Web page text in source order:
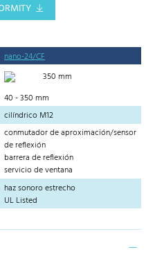
nano-24/CF
350 mm
40 - 350 mm
cilíndrico M12
conmutador de aproximación/sensor
de reflexión
barrera de reflexión
servicio de ventana
haz sonoro estrecho
UL Listed